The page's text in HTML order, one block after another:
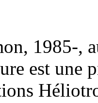
1985-,
est une